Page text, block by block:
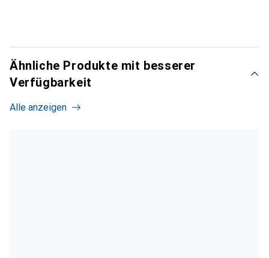
Ähnliche Produkte mit besserer
Verfügbarkeit
Alle anzeigen